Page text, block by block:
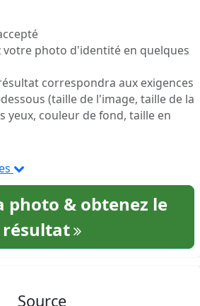
votre photo d'identité en quelques
correspondra aux exigences
(taille de l'image, taille de la
yeux, couleur de fond, taille en
photo & obtenez le
résultat
Source